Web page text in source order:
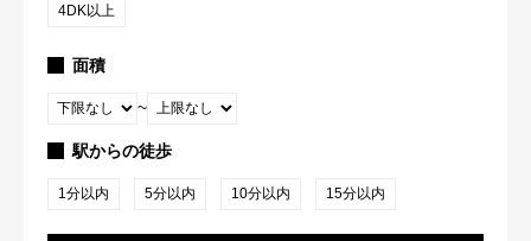
4DK以上
面積
~
駅からの徒歩
1分以内 5分以内 10分以内 15分以内